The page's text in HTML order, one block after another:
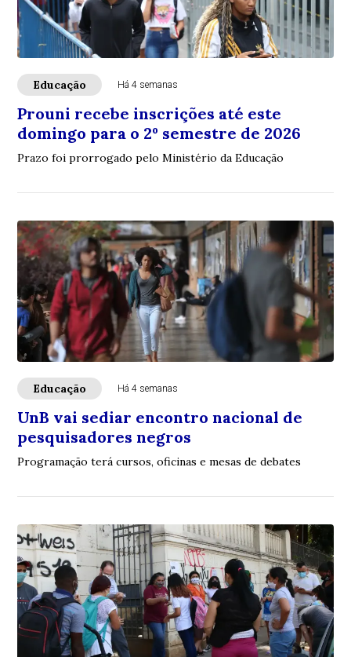
Educação Há 4 semanas
Prouni recebe inscrições até este
domingo para o 2º semestre de 2026
Prazo foi prorrogado pelo Ministério da Educação
Educação Há 4 semanas
UnB vai sediar encontro nacional de
pesquisadores negros
Programação terá cursos, oficinas e mesas de debates